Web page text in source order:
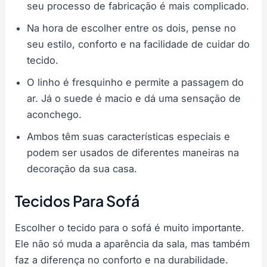
seu processo de fabricação é mais complicado.
Na hora de escolher entre os dois, pense no
seu estilo, conforto e na facilidade de cuidar do
tecido.
O linho é fresquinho e permite a passagem do
ar. Já o suede é macio e dá uma sensação de
aconchego.
Ambos têm suas características especiais e
podem ser usados de diferentes maneiras na
decoração da sua casa.
Tecidos Para Sofá
Escolher o tecido para o sofá é muito importante.
Ele não só muda a aparência da sala, mas também
faz a diferença no conforto e na durabilidade.